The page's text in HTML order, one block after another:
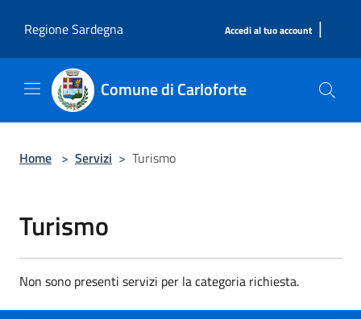
Regione Sardegna
Accedi al tuo account |
Comune di Carloforte
Home > Servizi > Turismo
Turismo
Non sono presenti servizi per la categoria richiesta.